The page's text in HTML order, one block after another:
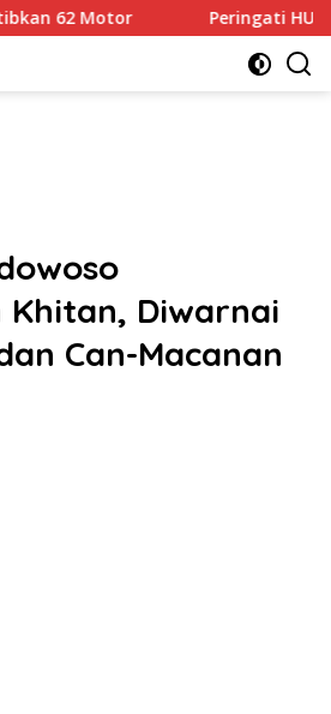
Motor Peringati HUT Ke-81
Khitan, Diwarnai
Can-Macanan